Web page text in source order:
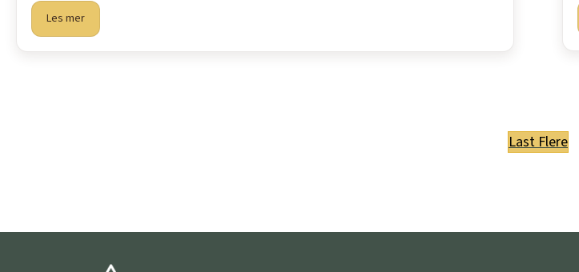
Les mer
Last Flere